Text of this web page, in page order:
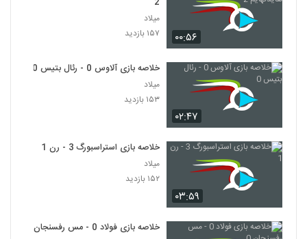
۰۰:۵۶
میلاد
۱۵۷ بازدید
۰۲:۴۷
خلاصه بازی آلاوس 0 - رئال بتیس 0
میلاد
۱۵۳ بازدید
۰۳:۵۹
خلاصه بازی استراسبورگ 3 - رن 1
میلاد
۱۵۲ بازدید
خلاصه بازی فولاد 0 - مس رفسنجان 0